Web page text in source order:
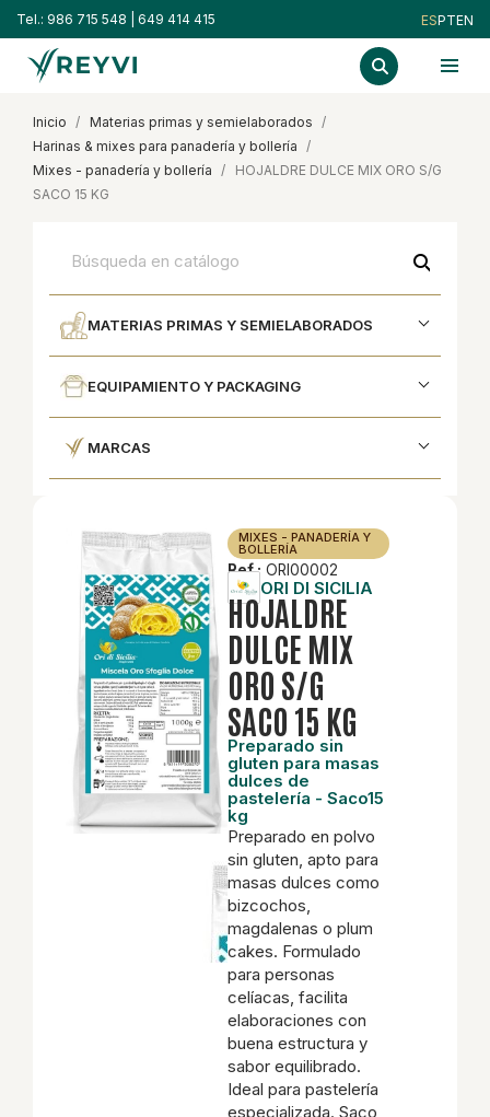
Tel.: 986 715 548 649 414 415 ESPTEN
inicio
materias primas y semielaborados
harinas & mixes para panadería y bollería
mixes - panadería y bollería
HOJALDRE DULCE MIX ORO S/G
SACO 15 KG
search
MATERIAS PRIMAS Y SEMIELABORADOS
EQUIPAMIENTO Y PACKAGING
MARCAS
MIXES - PANADERÍA Y
BOLLERÍA
Ref.: ORI00002
ORI DI SICILIA
HOJALDRE
DULCE MIX
ORO S/G
SACO 15 KG
Preparado sin
gluten para masas
dulces de
pastelería - Saco15
kg
Preparado en polvo
sin gluten, apto para
masas dulces como
bizcochos,
magdalenas o plum
cakes. Formulado
para personas
celíacas, facilita
elaboraciones con
buena estructura y
sabor equilibrado.
Ideal para pastelería
especializada. Saco